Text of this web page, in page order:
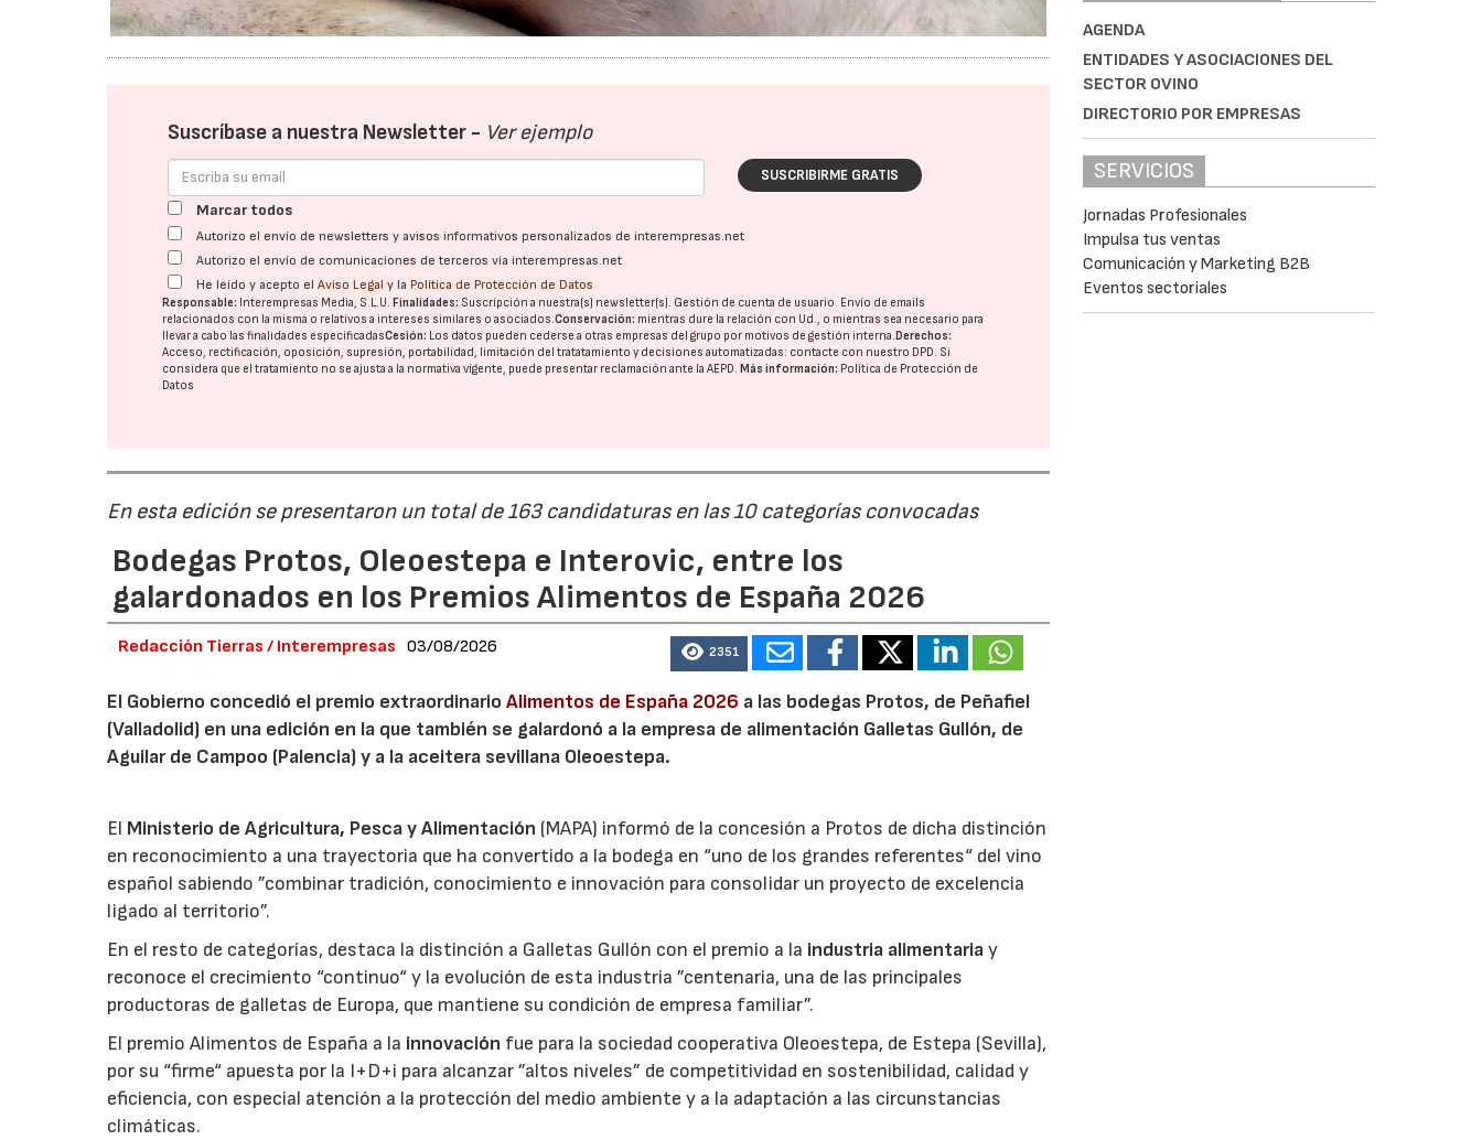
Suscríbase a nuestra Newsletter - Ver ejemplo
SUSCRIBIRME GRATIS
Marcar todos
Autorizo el envío de newsletters y avisos informativos personalizados de interempresas.net
Autorizo el envío de comunicaciones de terceros vía interempresas.net
He leído y acepto elAviso Legal y la Política de Protección de Datos
Responsable: Interempresas Media, S.L.U.Finalidades: Suscripción a nuestra(s) newsletter(s). Gestión de cuenta de usuario. Envío de emails
relacionados con la misma o relativos a intereses similares o asociados.Conservación: mientras dure la relación con Ud., o mientras sea necesario para
llevar a cabo las finalidades especificadasCesión: Los datos pueden cederse a otras empresas del grupo por motivos de gestión interna.Derechos:
Acceso, rectificación, oposición, supresión, portabilidad, limitación del tratatamiento y decisiones automatizadas: contacte con nuestro DPD. Si
considera que el tratamiento no se ajusta a la normativa vigente, puede presentar reclamación ante laAEPD.Más información: Política de Protección de
Datos
En esta edición se presentaron un total de 163 candidaturas en las 10 categorías convocadas
Bodegas Protos, Oleoestepa e Interovic, entre los
galardonados en los Premios Alimentos de España 2026
Redacción Tierras / Interempresas 03/08/2026 2351
El Gobierno concedió el premio extraordinarioAlimentos de España 2026 a las bodegas Protos, de Peñafiel
(Valladolid) en una edición en la que también se galardonó a la empresa de alimentación Galletas Gullón, de
Aguilar de Campoo (Palencia) y a la aceitera sevillana Oleoestepa.
El Ministerio de Agricultura, Pesca y Alimentación (MAPA) informó de la concesión a Protos de dicha distinción
en reconocimiento a una trayectoria que ha convertido a la bodega en “uno de los grandes referentes“ del vino
español sabiendo ”combinar tradición, conocimiento e innovación para consolidar un proyecto de excelencia
ligado al territorio”.
En el resto de categorías, destaca la distinción a Galletas Gullón con el premio a la industria alimentariay
reconoce el crecimiento “continuo“ y la evolución de esta industria ”centenaria, una de las principales
productoras de galletas de Europa, que mantiene su condición de empresa familiar”.
El premio Alimentos de España a la innovación fue para la sociedad cooperativa Oleoestepa, de Estepa (Sevilla),
por su “firme“ apuesta por la I+D+i para alcanzar ”altos niveles” de competitividad en sostenibilidad, calidad y
eficiencia, con especial atención a la protección del medio ambiente y a la adaptación a las circunstancias
climáticas.
AGENDA
ENTIDADES Y ASOCIACIONES DEL
SECTOR OVINO
DIRECTORIO POR EMPRESAS
SERVICIOS
Jornadas Profesionales
Impulsa tus ventas
Comunicación y Marketing B2B
Eventos sectoriales